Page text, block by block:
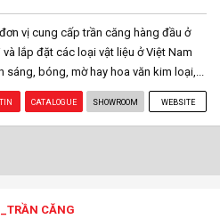
vị cung cấp trần căng hàng đầu ở
lắp đặt các loại vật liệu ở Việt Nam
bóng, mờ hay hoa văn kim loại,...
CATALOGUE SHOWROOM WEBSITE
CĂNG